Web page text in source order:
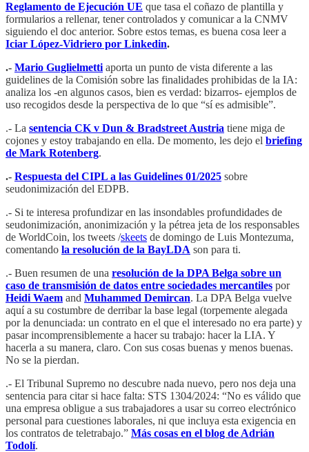
Reglamento de Ejecución UE que tasa el coñazo de plantilla y
formularios a rellenar, tener controlados y comunicar a la CNMV
siguiendo el doc anterior. Sobre estos temas, es buena cosa leer a
Iciar López-Vidriero por Linkedin.
.- Mario Guglielmetti aporta un punto de vista diferente a las
guidelines de la Comisión sobre las finalidades prohibidas de la IA:
analiza los -en algunos casos, bien es verdad: bizarros- ejemplos de
uso recogidos desde la perspectiva de lo que “sí es admisible”.
.- La sentencia CK v Dun & Bradstreet Austria tiene miga de
cojones y estoy trabajando en ella. De momento, les dejo el briefing
de Mark Rotenberg.
.- Respuesta del CIPL a las Guidelines 01/2025 sobre
seudonimización del EDPB.
.- Si te interesa profundizar en las insondables profundidades de
seudonimización, anonimización y la pétrea jeta de los responsables
de WorldCoin, los tweets /skeets de domingo de Luis Montezuma,
comentando la resolución de la BayLDA son para ti.
.- Buen resumen de una resolución de la DPA Belga sobre un
caso de transmisión de datos entre sociedades mercantiles por
Heidi Waem and Muhammed Demircan. La DPA Belga vuelve
aquí a su costumbre de derribar la base legal (torpemente alegada
por la denunciada: un contrato en el que el interesado no era parte) y
pasar incomprensiblemente a hacer su trabajo: hacer la LIA. Y
hacerla a su manera, claro. Con sus cosas buenas y menos buenas.
No se la pierdan.
.- El Tribunal Supremo no descubre nada nuevo, pero nos deja una
sentencia para citar si hace falta: STS 1304/2024: “No es válido que
una empresa obligue a sus trabajadores a usar su correo electrónico
personal para cuestiones laborales, ni que incluya esta exigencia en
los contratos de teletrabajo.” Más cosas en el blog de Adrián
Todolí.